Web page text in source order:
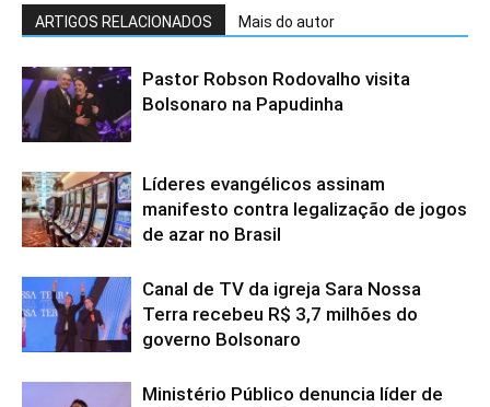
ARTIGOS RELACIONADOS Mais do autor
Pastor Robson Rodovalho visita
Bolsonaro na Papudinha
Líderes evangélicos assinam
manifesto contra legalização de jogos
de azar no Brasil
Canal de TV da igreja Sara Nossa
Terra recebeu R$ 3,7 milhões do
governo Bolsonaro
Ministério Público denuncia líder de